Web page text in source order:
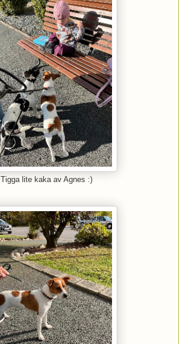
Tigga lite kaka av Agnes :)